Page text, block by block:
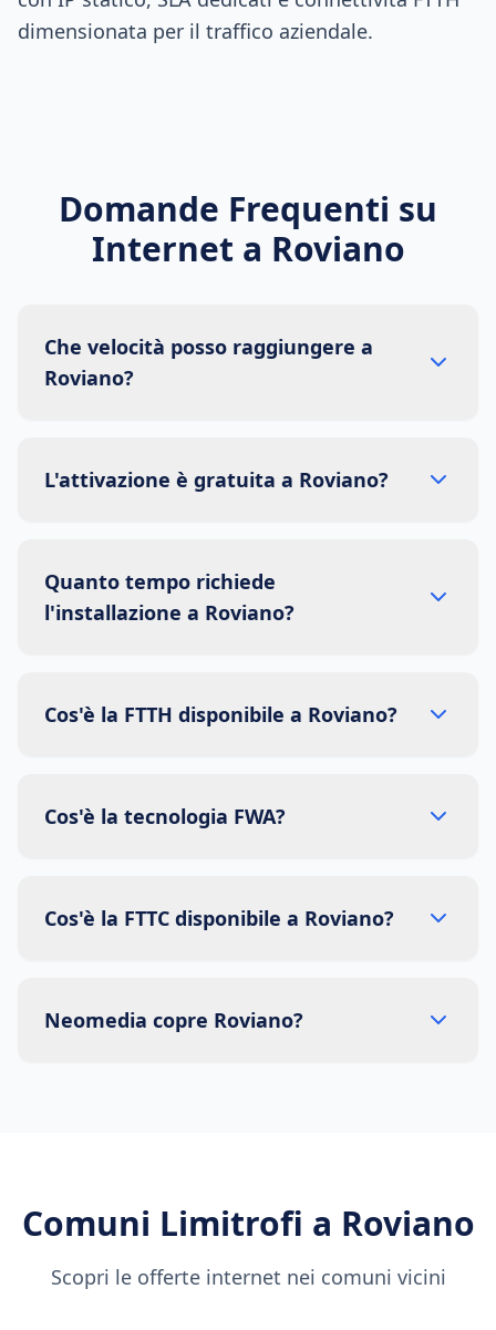
dimensionata per il traffico aziendale.
Domande Frequenti su
Internet a Roviano
Che velocità posso raggiungere a
Roviano?
L'attivazione è gratuita a Roviano?
Quanto tempo richiede
l'installazione a Roviano?
Cos'è la FTTH disponibile a Roviano?
Cos'è la tecnologia FWA?
Cos'è la FTTC disponibile a Roviano?
Neomedia copre Roviano?
Comuni Limitrofi a Roviano
Scopri le offerte internet nei comuni vicini